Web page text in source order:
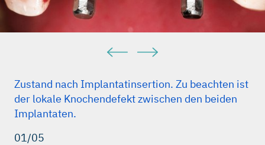
Zustand nach Implantatinsertion. Zu beachten ist
der lokale Knochendefekt zwischen den beiden
Implantaten.
01/05